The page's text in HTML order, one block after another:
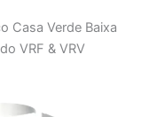
Casa Verde Baixa
VRF & VRV